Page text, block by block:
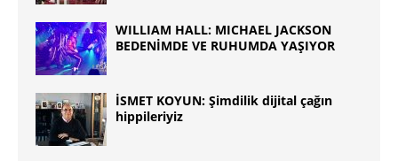
WILLIAM HALL: MICHAEL JACKSON
BEDENİMDE VE RUHUMDA YAŞIYOR
İSMET KOYUN: Şimdilik dijital çağın
hippileriyiz